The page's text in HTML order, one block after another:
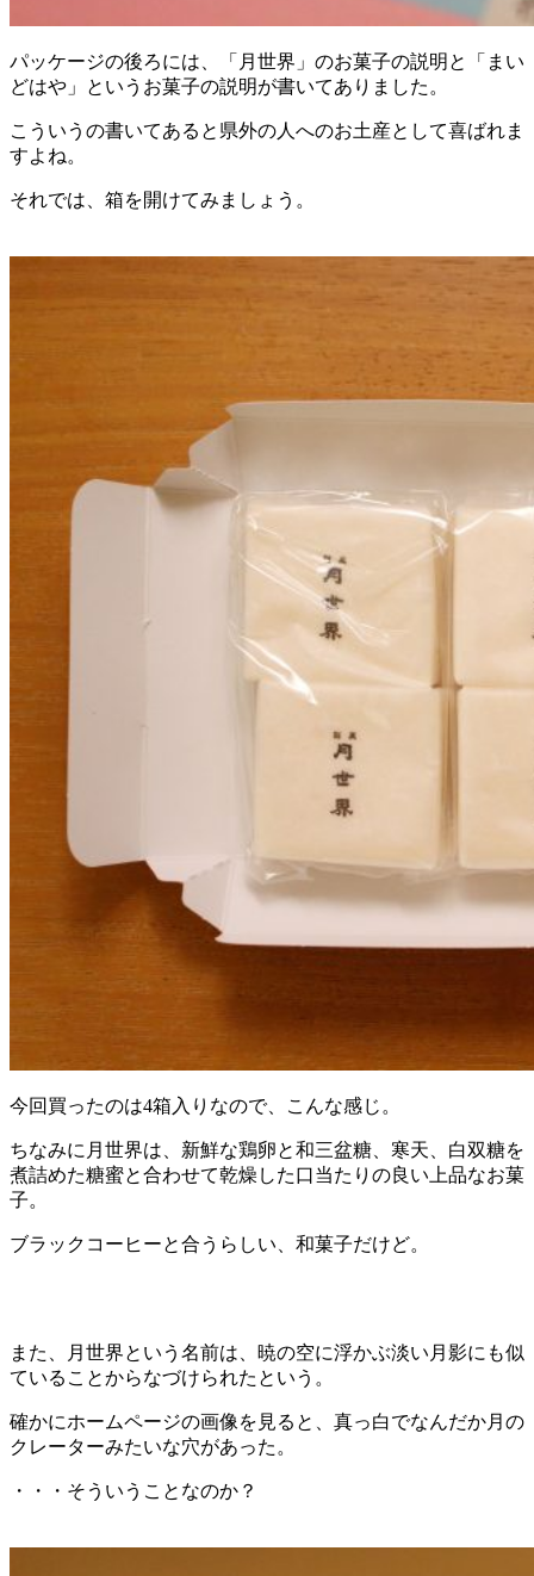
パッケージの後ろには、「月世界」のお菓子の説明と「まい
どはや」というお菓子の説明が書いてありました。
こういうの書いてあると県外の人へのお土産として喜ばれま
すよね。
それでは、箱を開けてみましょう。
今回買ったのは4箱入りなので、こんな感じ。
ちなみに月世界は、新鮮な鶏卵と和三盆糖、寒天、白双糖を
煮詰めた糖蜜と合わせて乾燥した口当たりの良い上品なお菓
子。
ブラックコーヒーと合うらしい、和菓子だけど。
また、月世界という名前は、暁の空に浮かぶ淡い月影にも似
ていることからなづけられたという。
確かにホームページの画像を見ると、真っ白でなんだか月の
クレーターみたいな穴があった。
・・・そういうことなのか？